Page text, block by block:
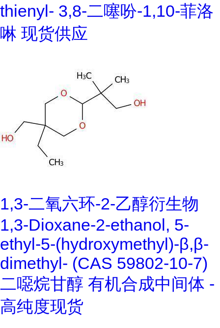
thienyl- 3,8-二噻吩-1,10-菲洛
啉 现货供应
1,3-二氧六环-2-乙醇衍生物
1,3-Dioxane-2-ethanol, 5-
ethyl-5-(hydroxymethyl)-β,β-
dimethyl- (CAS 59802-10-7)
二噁烷甘醇 有机合成中间体 -
高纯度现货